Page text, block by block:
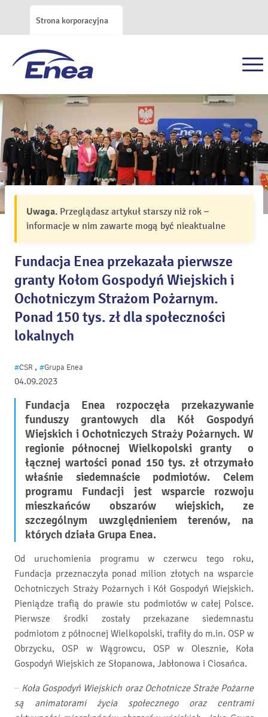
Strona korporacyjna
Uwaga. Przeglądasz artykuł starszy niż rok –
informacje w nim zawarte mogą być nieaktualne
Fundacja Enea przekazała pierwsze
granty Kołom Gospodyń Wiejskich i
Ochotniczym Strażom Pożarnym.
Ponad 150 tys. zł dla społeczności
lokalnych
04.09.2023
#CSR , #Grupa Enea
Fundacja Enea rozpoczęła przekazywanie
funduszy grantowych dla Kół Gospodyń
Wiejskich i Ochotniczych Straży Pożarnych. W
regionie północnej Wielkopolski granty o
łącznej wartości ponad 150 tys. zł otrzymało
właśnie siedemnaście podmiotów. Celem
programu Fundacji jest wsparcie rozwoju
mieszkańców obszarów wiejskich, ze
szczególnym uwzględnieniem terenów, na
których działa Grupa Enea.
Od uruchomienia programu w czerwcu tego roku,
Fundacja przeznaczyła ponad milion złotych na wsparcie
Ochotniczych Straży Pożarnych i Kół Gospodyń Wiejskich.
Pieniądze trafią do prawie stu podmiotów w całej Polsce.
Pierwsze środki zostały przekazane siedemnastu
podmiotom z północnej Wielkopolski, trafiły do m.in. OSP w
Obrzycku, OSP w Wągrowcu, OSP w Olesznie, Koła
Gospodyń Wiejskich ze Słopanowa, Jabłonowa i Ciosańca.
– Koła Gospodyń Wiejskich oraz Ochotnicze Straże Pożarne
są animatorami życia społecznego oraz centrami